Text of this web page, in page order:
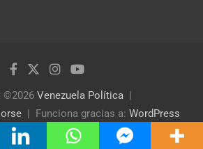
©2026 Venezuela Política
Funciona gracias a: WordPress